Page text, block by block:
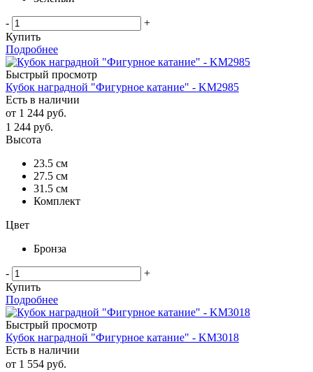
-
+
Купить
Подробнее
Быстрый просмотр
Кубок наградной "Фигурное катание" - KM2985
Есть в наличии
от 1 244 руб.
1 244 руб.
Высота
23.5 см
27.5 см
31.5 см
Комплект
Цвет
Бронза
-
+
Купить
Подробнее
Быстрый просмотр
Кубок наградной "Фигурное катание" - KM3018
Есть в наличии
от 1 554 руб.